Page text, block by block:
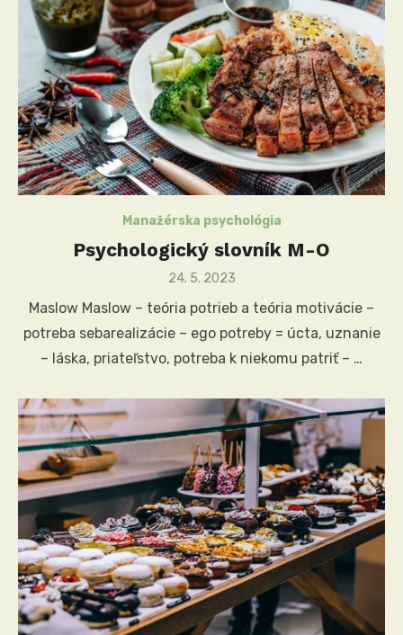
Manažérska psychológia
Psychologický slovník M-O
Posted
24. 5. 2023
Maslow Maslow – teória potrieb a teória motivácie –
potreba sebarealizácie – ego potreby = úcta, uznanie
– láska, priateľstvo, potreba k niekomu patriť – …